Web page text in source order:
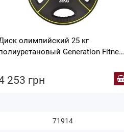
олимпийский 25 кг
Generation Fitness
253 грн
71914